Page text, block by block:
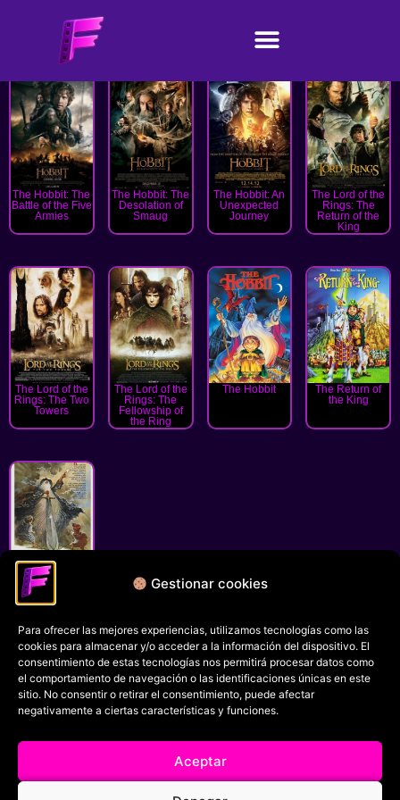
Gestionar cookies
Para ofrecer las mejores experiencias, utilizamos tecnologías como las
cookies para almacenar y/o acceder a la información del dispositivo. El
consentimiento de estas tecnologías nos permitirá procesar datos como
el comportamiento de navegación o las identificaciones únicas en este
sitio. No consentir o retirar el consentimiento, puede afectar
negativamente a ciertas características y funciones.
Aceptar
The Hobbit: The
Battle of the Five
Armies
The Hobbit: The
Desolation of
Smaug
The Hobbit: An
Unexpected
Journey
The Lord of the
Rings: The
Return of the
King
The Lord of the
Rings: The Two
Towers
The Lord of the
Rings: The
Fellowship of
the Ring
The Hobbit
The Return of
the King
The Lord of the
Política de privacidad
Términos y condiciones
Política de cookies
Aviso Legal
Filmaniak (2026)